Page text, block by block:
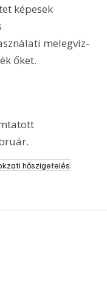
képesek
melegvíz-
őket.
hőszigetelés